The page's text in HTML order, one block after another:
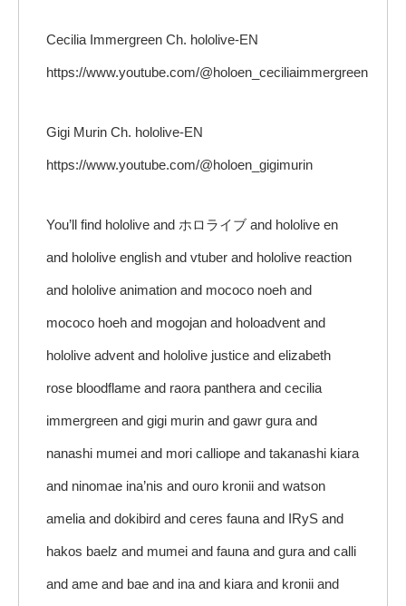
Cecilia Immergreen Ch. hololive-EN
https://www.youtube.com/@holoen_ceciliaimmergreen
Gigi Murin Ch. hololive-EN
https://www.youtube.com/@holoen_gigimurin
You’ll find hololive and ホロライブ and hololive en
and hololive english and vtuber and hololive reaction
and hololive animation and mococo noeh and
mococo hoeh and mogojan and holoadvent and
hololive advent and hololive justice and elizabeth
rose bloodflame and raora panthera and cecilia
immergreen and gigi murin and gawr gura and
nanashi mumei and mori calliope and takanashi kiara
and ninomae ina’nis and ouro kronii and watson
amelia and dokibird and ceres fauna and IRyS and
hakos baelz and mumei and fauna and gura and calli
and ame and bae and ina and kiara and kronii and